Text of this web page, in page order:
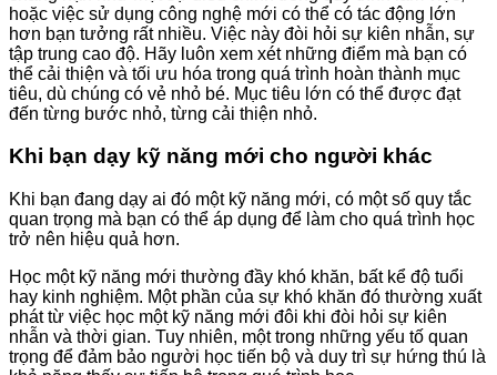
hoặc việc sử dụng công nghệ mới có thể có tác động lớn
hơn bạn tưởng rất nhiều. Việc này đòi hỏi sự kiên nhẫn, sự
tập trung cao độ. Hãy luôn xem xét những điểm mà bạn có
thể cải thiện và tối ưu hóa trong quá trình hoàn thành mục
tiêu, dù chúng có vẻ nhỏ bé. Mục tiêu lớn có thể được đạt
đến từng bước nhỏ, từng cải thiện nhỏ.
Khi bạn dạy kỹ năng mới cho người khác
Khi bạn đang dạy ai đó một kỹ năng mới, có một số quy tắc
quan trọng mà bạn có thể áp dụng để làm cho quá trình học
trở nên hiệu quả hơn.
Học một kỹ năng mới thường đầy khó khăn, bất kể độ tuổi
hay kinh nghiệm. Một phần của sự khó khăn đó thường xuất
phát từ việc học một kỹ năng mới đôi khi đòi hỏi sự kiên
nhẫn và thời gian. Tuy nhiên, một trong những yếu tố quan
trọng để đảm bảo người học tiến bộ và duy trì sự hứng thú là